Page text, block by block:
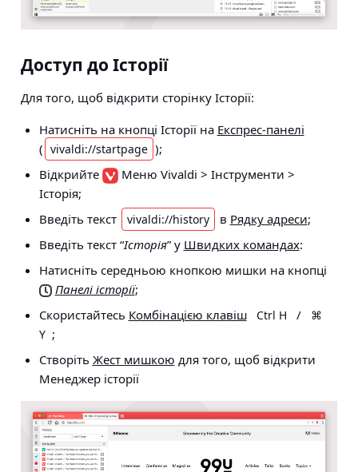
Доступ до Історії
Для того, щоб відкрити сторінку Історії:
Натисніть на кнопці Історії на Експрес-панелі
( vivaldi://startpage );
Відкрийте
Меню Vivaldi > Інструменти >
Історія;
Введіть текст
vivaldi://history в Рядку адреси;
Введіть текст “Історія” у Швидких командах:
Натисніть середньою кнопкою мишки на кнопці
Панелі історії;
Скористайтесь Комбінацією клавіш Ctrl H /
⌘
Y ;
Створіть Жест мишкою для того, щоб відкрити
Менеджер історії